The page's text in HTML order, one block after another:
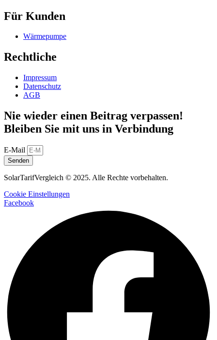
Für Kunden
Wärmepumpe
Rechtliche
Impressum
Datenschutz
AGB
Nie wieder einen Beitrag verpassen!
Bleiben Sie mit uns in Verbindung
E-Mail
Senden
SolarTarifVergleich © 2025. Alle Rechte vorbehalten.
Cookie Einstellungen
Facebook